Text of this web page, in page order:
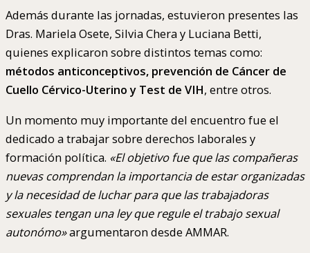
Además durante las jornadas, estuvieron presentes las
Dras. Mariela Osete, Silvia Chera y Luciana Betti,
quienes explicaron sobre distintos temas como:
métodos anticonceptivos, prevención de Cáncer de
Cuello Cérvico-Uterino y Test de VIH, entre otros.
Un momento muy importante del encuentro fue el
dedicado a trabajar sobre derechos laborales y
formación política. «El objetivo fue que las compañeras
nuevas comprendan la importancia de estar organizadas
y la necesidad de luchar para que las trabajadoras
sexuales tengan una ley que regule el trabajo sexual
autonómo»argumentaron desde AMMAR.